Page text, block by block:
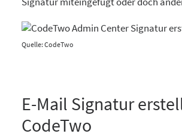
Quelle: CodeTwo
E-Mail Signatur
CodeTwo